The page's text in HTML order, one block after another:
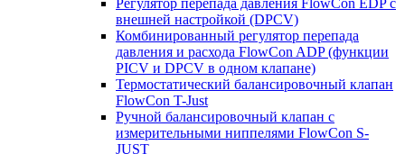
Регулятор перепада давления FlowСon EDP с
внешней настройкой (DPCV)
Комбинированный регулятор перепада
давления и расхода FlowСon ADP (функции
PICV и DPCV в одном клапане)
Термостатический балансировочный клапан
FlowСon T-Just
Ручной балансировочный клапан с
измерительными ниппелями FlowСon S-
JUST